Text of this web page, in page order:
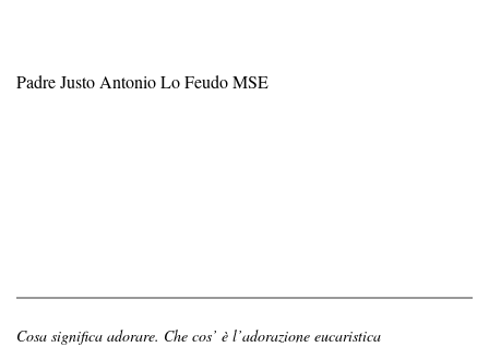
Padre Justo Antonio Lo Feudo MSE
Cosa significa adorare. Che cos’ è l’adorazione eucaristica